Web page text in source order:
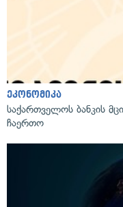
ეკონომიკა
საქართველოს ბანკის
ჩაერთო